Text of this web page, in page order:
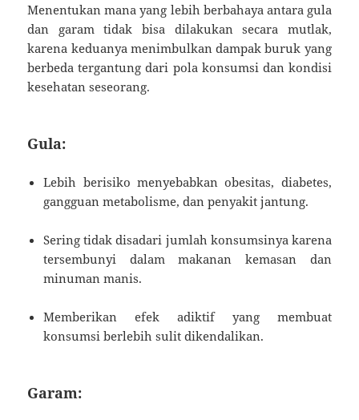
Menentukan mana yang lebih berbahaya antara gula
dan garam tidak bisa dilakukan secara mutlak,
karena keduanya menimbulkan dampak buruk yang
berbeda tergantung dari pola konsumsi dan kondisi
kesehatan seseorang.
Gula:
Lebih berisiko menyebabkan obesitas, diabetes,
gangguan metabolisme, dan penyakit jantung.
Sering tidak disadari jumlah konsumsinya karena
tersembunyi dalam makanan kemasan dan
minuman manis.
Memberikan efek adiktif yang membuat
konsumsi berlebih sulit dikendalikan.
Garam: